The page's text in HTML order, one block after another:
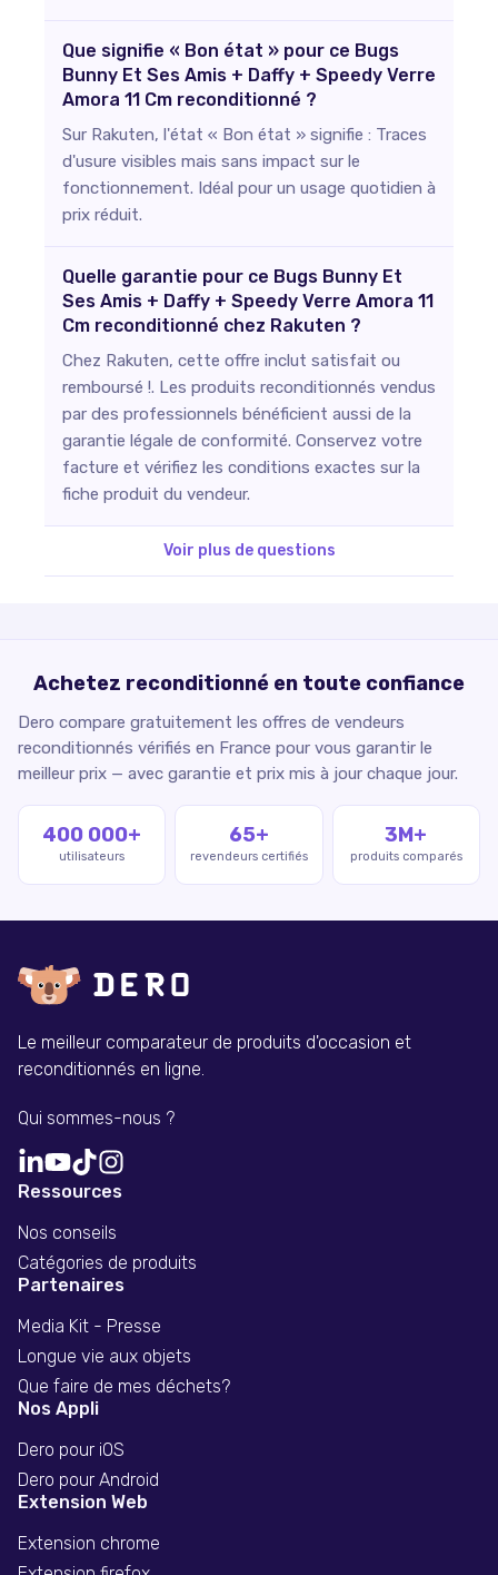
Que signifie « Bon état » pour ce Bugs
Bunny Et Ses Amis + Daffy + Speedy Verre
Amora 11 Cm reconditionné ?
Sur Rakuten, l'état « Bon état » signifie : Traces
d'usure visibles mais sans impact sur le
fonctionnement. Idéal pour un usage quotidien à
prix réduit.
Quelle garantie pour ce Bugs Bunny Et
Ses Amis + Daffy + Speedy Verre Amora 11
Cm reconditionné chez Rakuten ?
Chez Rakuten, cette offre inclut satisfait ou
remboursé !. Les produits reconditionnés vendus
par des professionnels bénéficient aussi de la
garantie légale de conformité. Conservez votre
facture et vérifiez les conditions exactes sur la
fiche produit du vendeur.
Voir plus de questions
Achetez reconditionné en toute confiance
Dero compare gratuitement les offres de vendeurs
reconditionnés vérifiés en France pour vous garantir le
meilleur prix — avec garantie et prix mis à jour chaque jour.
400 000+
utilisateurs
65+
revendeurs certifiés
3M+
produits comparés
Le meilleur comparateur de produits d'occasion et
reconditionnés en ligne.
Qui sommes-nous ?
Ressources
Nos conseils
Catégories de produits
Partenaires
Media Kit - Presse
Longue vie aux objets
Que faire de mes déchets?
Nos Appli
Dero pour iOS
Dero pour Android
Extension Web
Extension chrome